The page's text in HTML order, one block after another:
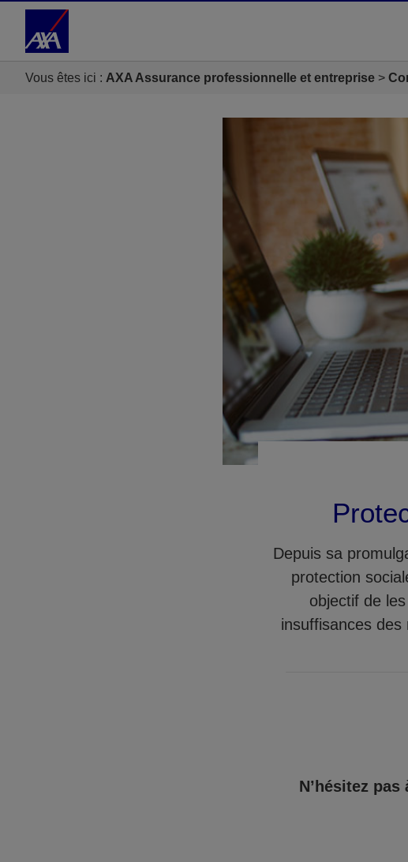
Accéder au Contenu
Vous êtes ici : AXA Assurance professionnelle et entreprise
Depuis sa
protection
objectif de
insuffisances
N’hésitez